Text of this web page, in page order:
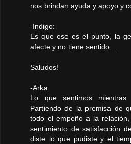
nos brindan ayuda y apoyo y
-Indigo:
Es que ese es el punto, la
afecte y no tiene sentido...
Saludos!
-Arka:
Lo que sentimos
Partiendo de la premisa de
todo el empeño a la
sentimiento de satisfacción
diste lo que pudiste y el